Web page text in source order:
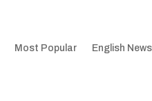
Most Popular English News